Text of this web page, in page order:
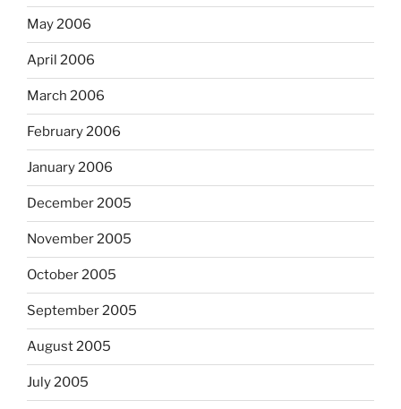
May 2006
April 2006
March 2006
February 2006
January 2006
December 2005
November 2005
October 2005
September 2005
August 2005
July 2005